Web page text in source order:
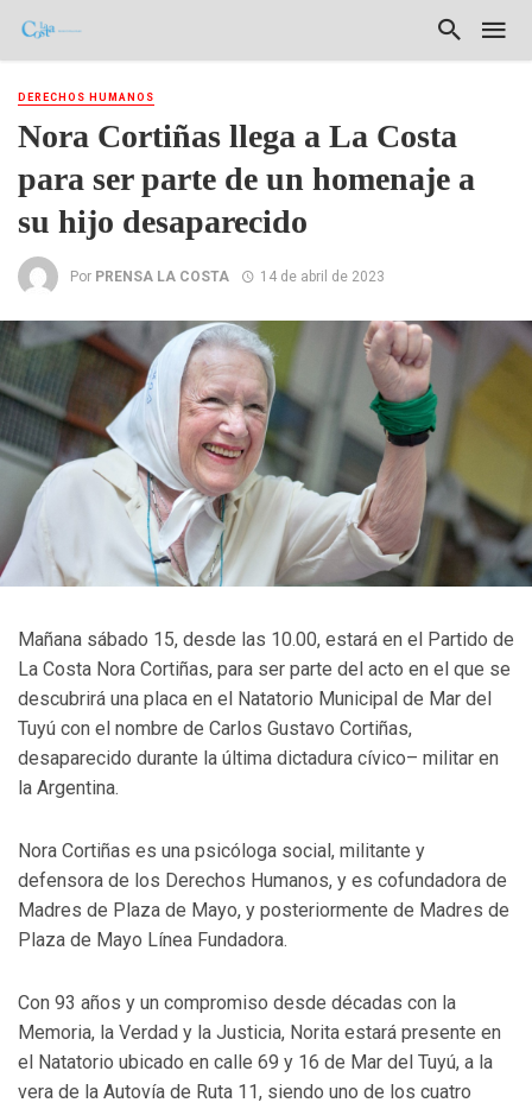
DERECHOS HUMANOS
Nora Cortiñas llega a La Costa
para ser parte de un homenaje a
su hijo desaparecido
Por PRENSA LA COSTA 14 de abril de 2023
Mañana sábado 15, desde las 10.00, estará en el Partido de
La Costa Nora Cortiñas, para ser parte del acto en el que se
descubrirá una placa en el Natatorio Municipal de Mar del
Tuyú con el nombre de Carlos Gustavo Cortiñas,
desaparecido durante la última dictadura cívico– militar en
la Argentina.
Nora Cortiñas es una psicóloga social, militante y
defensora de los Derechos Humanos, y es cofundadora de
Madres de Plaza de Mayo, y posteriormente de Madres de
Plaza de Mayo Línea Fundadora.
Con 93 años y un compromiso desde décadas con la
Memoria, la Verdad y la Justicia, Norita estará presente en
el Natatorio ubicado en calle 69 y 16 de Mar del Tuyú, a la
vera de la Autovía de Ruta 11, siendo uno de los cuatro